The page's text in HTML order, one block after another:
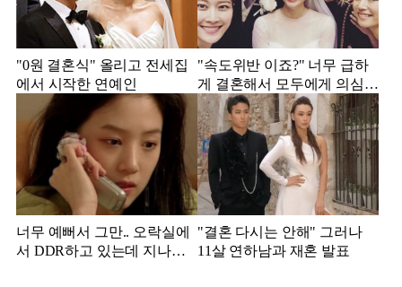
"0원 결혼식" 올리고 전세집
에서 시작한 연예인
"속도위반 이죠?" 너무 급하
게 결혼해서 모두에게 의심
받았던 스타
너무 예뻐서 그만.. 오락실에
서 DDR하고 있는데 지나가
"결혼 다시는 안해" 그러나
11살 연하남과 재혼 발표